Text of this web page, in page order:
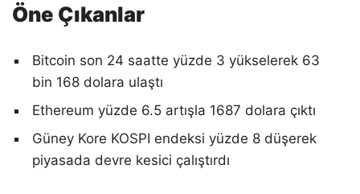
Öne Çıkanlar
Bitcoin son 24 saatte yüzde 3 yükselerek 63
bin 168 dolara ulaştı
Ethereum yüzde 6.5 artışla 1687 dolara çıktı
Güney Kore KOSPI endeksi yüzde 8 düşerek
piyasada devre kesici çalıştırdı